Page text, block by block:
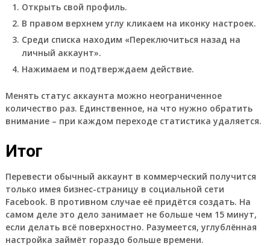
Открыть свой профиль.
В правом верхнем углу кликаем на иконку настроек.
Среди списка находим «Переключиться назад на
личный аккаунт».
Нажимаем и подтверждаем действие.
Менять статус аккаунта можно неограниченное
количество раз. Единственное, на что нужно обратить
внимание – при каждом переходе статистика удаляется.
Итог
Перевести обычный аккаунт в коммерческий получится
только имея бизнес-страницу в социальной сети
Facebook. В противном случае её придётся создать. На
самом деле это дело занимает не больше чем 15 минут,
если делать всё поверхностно. Разумеется, углублённая
настройка займёт гораздо больше времени.